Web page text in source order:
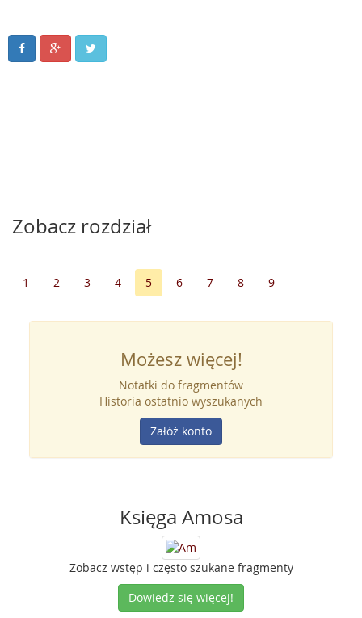
Zobacz rozdział
1 2 3 4 5 6 7 8 9
Możesz więcej!
Notatki do fragmentów
Historia ostatnio wyszukanych
Załóż konto
Księga Amosa
Zobacz wstęp i często szukane fragmenty
Dowiedz się więcej!